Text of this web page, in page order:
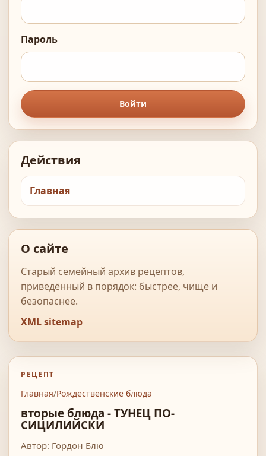
Пароль
Войти
Действия
Главная
О сайте
Старый семейный архив рецептов,
приведённый в порядок: быстрее, чище и
безопаснее.
XML sitemap
РЕЦЕПТ
Главная/Рождественские блюда
вторые блюда - ТУНЕЦ ПО-
СИЦИЛИЙСКИ
Автор: Гордон Блю